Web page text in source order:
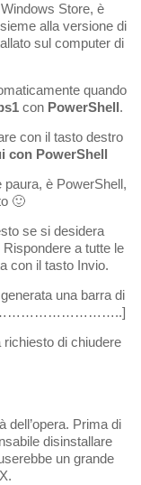
Store, è
alla versione di
sul computer di
quando
con PowerShell.
con il tasto destro
con PowerShell
è PowerShell,
🙂
se si desidera
a tutte le
con il tasto Invio.
una barra di
richiesto di chiudere
dell’opera. Prima di
disinstallare
un grande